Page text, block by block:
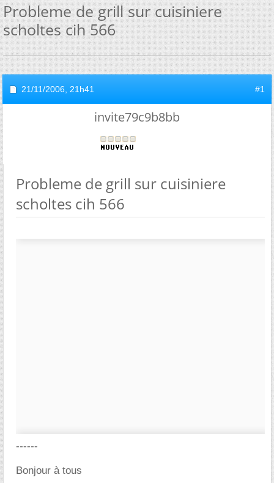
Probleme de grill sur cuisiniere
scholtes cih 566
21/11/2006, 21h41 #1
invite79c9b8bb
Probleme de grill sur cuisiniere
scholtes cih 566
------
Bonjour à tous